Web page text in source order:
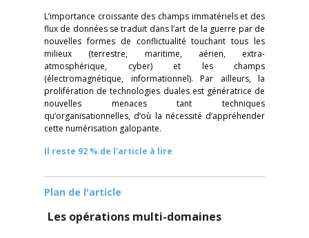
L’importance croissante des champs immatériels et des
flux de données se traduit dans l’art de la guerre par de
nouvelles formes de conflictualité touchant tous les
milieux (terrestre, maritime, aérien, extra-
atmosphérique, cyber) et les champs
(électromagnétique, informationnel). Par ailleurs, la
prolifération de technologies duales est génératrice de
nouvelles menaces tant techniques
qu’organisationnelles, d’où la nécessité d’appréhender
cette numérisation galopante.
Il reste 92 % de l'article à lire
Plan de l'article
Les opérations multi-domaines